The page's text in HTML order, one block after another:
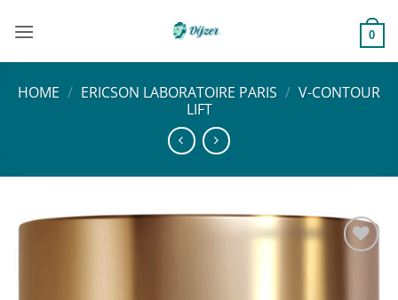
naar
0
HOME / ERICSON LABORATOIRE PARIS / V-CONTOUR
LIFT